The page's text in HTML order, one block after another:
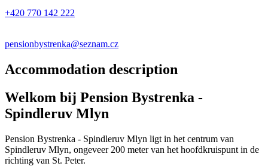
+420 770 142 222
pensionbystrenka@seznam.cz
Accommodation description
Welkom bij Pension Bystrenka -
Spindleruv Mlyn
Pension Bystrenka - Spindleruv Mlyn ligt in het centrum van
Spindleruv Mlyn, ongeveer 200 meter van het hoofdkruispunt in de
richting van St. Peter.